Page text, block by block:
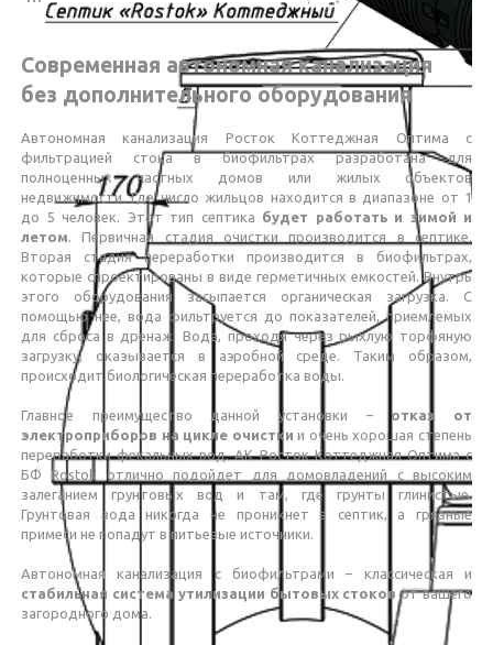
Современная автономная канализация
без дополнительного оборудования
Автономная канализация Росток Коттеджная Оптима с
фильтрацией стока в биофильтрах разработана для
полноценных частных домов или жилых объектов
недвижимости. Где число жильцов находится в диапазоне от 1
до 5 человек. Этот тип септика будет работать и зимой и
летом. Первичная стадия очистки производится в септике.
Вторая стадия переработки производится в биофильтрах,
которые спроектированы в виде герметичных емкостей. Внутрь
этого оборудования засыпается органическая загрузка. С
помощью нее, вода фильтруется до показателей, приемлемых
для сброса в дренаж. Вода, проходя через рыхлую торфяную
загрузку, оказывается в аэробной среде. Таким образом,
происходит биологическая переработка воды.
Главное преимущество данной установки – отказ от
электроприборов на цикле очистки и очень хорошая степень
переработки фекальных вод. АК Росток Коттеджная Оптима c
БФ Rostok отлично подойдет для домовладений с высоким
залеганием грунтовых вод и там, где грунты глинистые.
Грунтовая вода никогда не проникнет в септик, а грязные
примеси не попадут в питьевые источники.
Автономная канализация с биофильтрами – классическая и
стабильная система утилизации бытовых стоков от вашего
загородного дома.